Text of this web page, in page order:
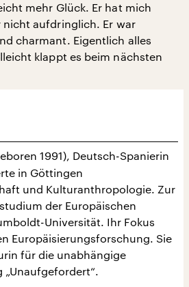
mehr Glück. Er hat mich
aufdringlich. Er war
charmant. Eigentlich alles
klappt es beim nächsten
1991), Deutsch-Spanierin
in Göttingen
und Kulturanthropologie. Zur
der Europäischen
Universität. Ihr Fokus
Europäisierungsforschung. Sie
für die unabhängige